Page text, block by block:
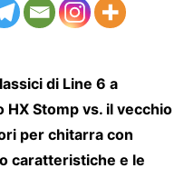
di Line 6 a
HX Stomp vs. il vecchio
per chitarra con
caratteristiche e le